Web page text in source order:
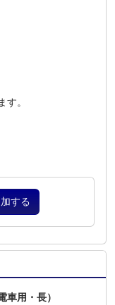
。
する
用・長）